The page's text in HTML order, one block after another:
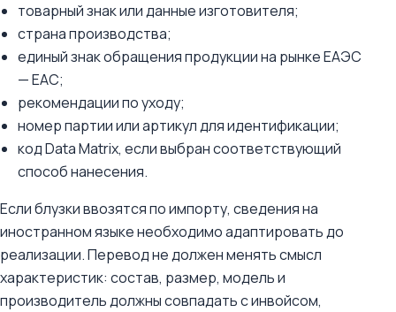
товарный знак или данные изготовителя;
страна производства;
единый знак обращения продукции на рынке ЕАЭС
— ЕАС;
рекомендации по уходу;
номер партии или артикул для идентификации;
код Data Matrix, если выбран соответствующий
способ нанесения.
Если блузки ввозятся по импорту, сведения на
иностранном языке необходимо адаптировать до
реализации. Перевод не должен менять смысл
характеристик: состав, размер, модель и
производитель должны совпадать с инвойсом,